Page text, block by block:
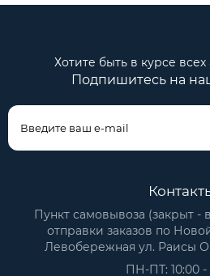
Хотите быть в курсе
Подпишитесь на
Пункт самовывоза (закрыт -
отправки заказов по
Левобережная ул. Раисы
ПН-ПТ: 10:00 -